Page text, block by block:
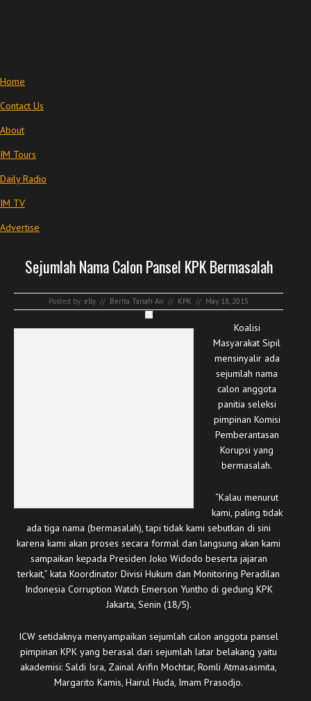
Home
Contact Us
About
IM Tours
Daily Radio
IM TV
Advertise
Sejumlah Nama Calon Pansel KPK Bermasalah
Posted by: elly // Berita Tanah Air // KPK // May 18, 2015
Koalisi
Masyarakat Sipil
mensinyalir ada
sejumlah nama
calon anggota
panitia seleksi
pimpinan Komisi
Pemberantasan
Korupsi yang
bermasalah.
“Kalau menurut
kami, paling tidak
ada tiga nama (bermasalah), tapi tidak kami sebutkan di sini
karena kami akan proses secara formal dan langsung akan kami
sampaikan kepada Presiden Joko Widodo beserta jajaran
terkait,” kata Koordinator Divisi Hukum dan Monitoring Peradilan
Indonesia Corruption Watch Emerson Yuntho di gedung KPK
Jakarta, Senin (18/5).
ICW setidaknya menyampaikan sejumlah calon anggota pansel
pimpinan KPK yang berasal dari sejumlah latar belakang yaitu
akademisi: Saldi Isra, Zainal Arifin Mochtar, Romli Atmasasmita,
Margarito Kamis, Hairul Huda, Imam Prasodjo.